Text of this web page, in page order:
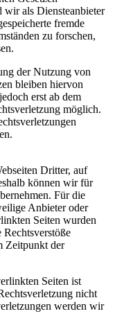
als Diensteanbieter
fremde
zu forschen,
der Nutzung von
bleiben hiervon
erst ab dem
möglich.
Dritter, auf
können wir für
Für die
Anbieter oder
Seiten wurden
Zeitpunkt der
Seiten ist
nicht
werden wir